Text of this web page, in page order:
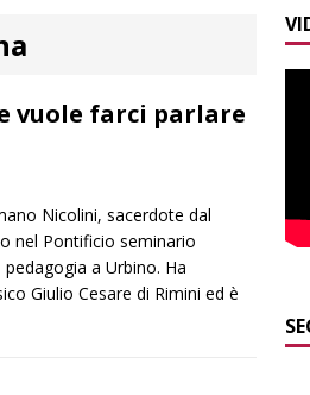
per l’Eccellenza”
Alba, per la Lega le dimissioni
ligure sui vecchi binari
crolla un palo dell’illuminazione
vuole farci parlare
Nicolini, sacerdote dal
nel Pontificio seminario
a Urbino. Ha
Giulio Cesare di Rimini ed è